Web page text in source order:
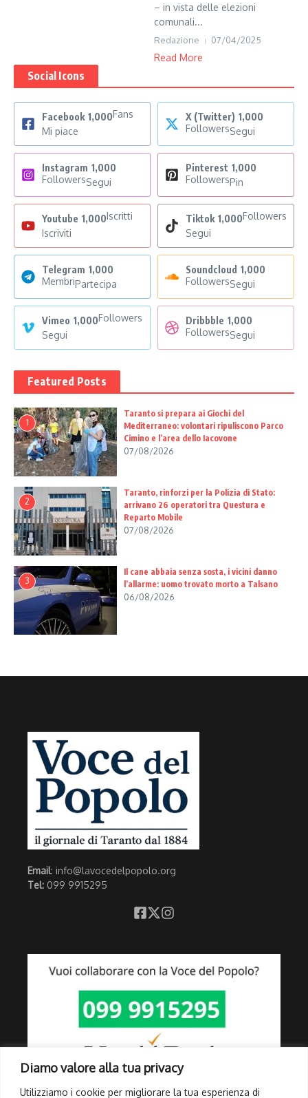
Diamo valore alla tua privacy
Utilizziamo i cookie per migliorare la tua esperienza di
– in vista delle elezioni
comunali...
Redazione 07/04/2025
Read More
Social Icons
Facebook 1,000Fans
Mi piace
X (Twitter) 1,000
FollowersSegui
Instagram 1,000
FollowersSegui
Pinterest 1,000
FollowersPin
Youtube 1,000Iscritti
Iscriviti
Tiktok 1,000Followers
Segui
Telegram 1,000
MembriPartecipa
Soundcloud 1,000
FollowersSegui
Vimeo 1,000Followers
Segui
Dribbble 1,000
FollowersSegui
Featured Posts
1
Taranto si prepara ai Giochi del
Mediterraneo: volontari ripuliscono Parco
Cimino e l’area dello Iacovone
07/08/2026
2
Taranto, rinforzi per la Polizia di Stato:
arrivano 26 operatori tra Questura e
Reparto Mobile
07/08/2026
3
Il cane abbaia senza sosta, i vicini danno
l’allarme: uomo trovato morto a Talsano
06/08/2026
Email: info@lavocedelpopolo.org
Tel: 099 9915295